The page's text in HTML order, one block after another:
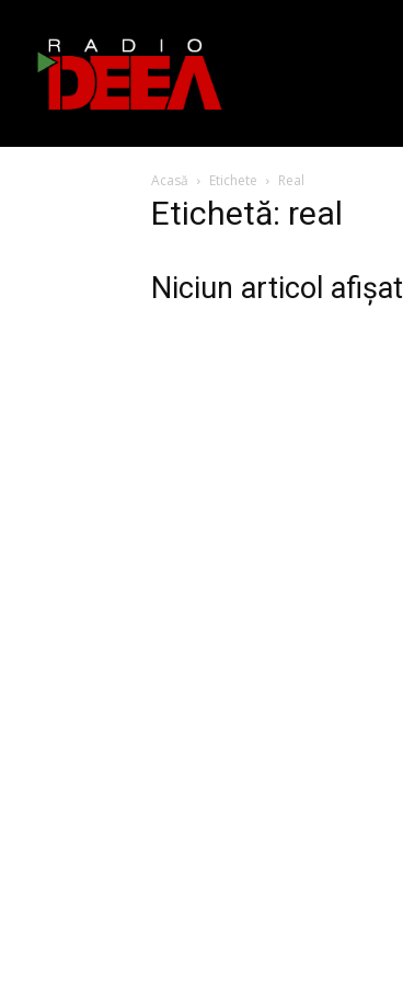
Acasă Etichete Real
Etichetă: real
Niciun articol afișat